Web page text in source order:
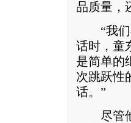
品质量，
“我们
话时，童
是简单的
次跳跃性
话。”
尽管他